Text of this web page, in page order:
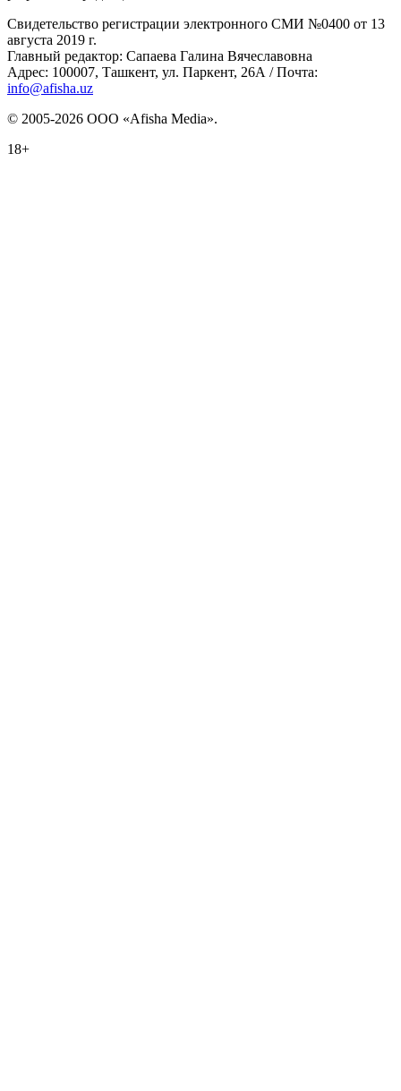
Свидетельство регистрации электронного СМИ №0400 от 13
августа 2019 г.
Главный редактор: Сапаева Галина Вячеславовна
Адрес: 100007, Ташкент, ул. Паркент, 26А / Почта:
info@afisha.uz
© 2005-2026 ООО «Afisha Media».
18+